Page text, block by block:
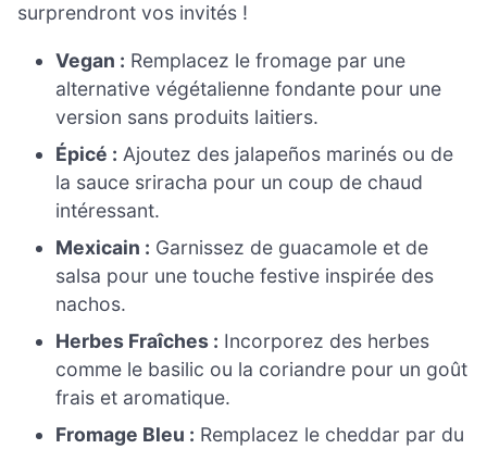
surprendront vos invités !
Vegan : Remplacez le fromage par une
alternative végétalienne fondante pour une
version sans produits laitiers.
Épicé : Ajoutez des jalapeños marinés ou de
la sauce sriracha pour un coup de chaud
intéressant.
Mexicain : Garnissez de guacamole et de
salsa pour une touche festive inspirée des
nachos.
Herbes Fraîches : Incorporez des herbes
comme le basilic ou la coriandre pour un goût
frais et aromatique.
Fromage Bleu : Remplacez le cheddar par du